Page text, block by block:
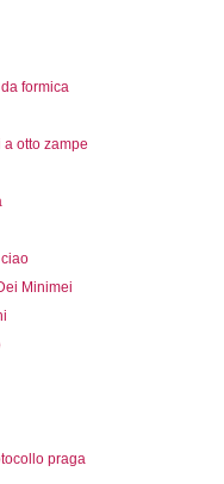
formica
a otto zampe
Minimei
praga